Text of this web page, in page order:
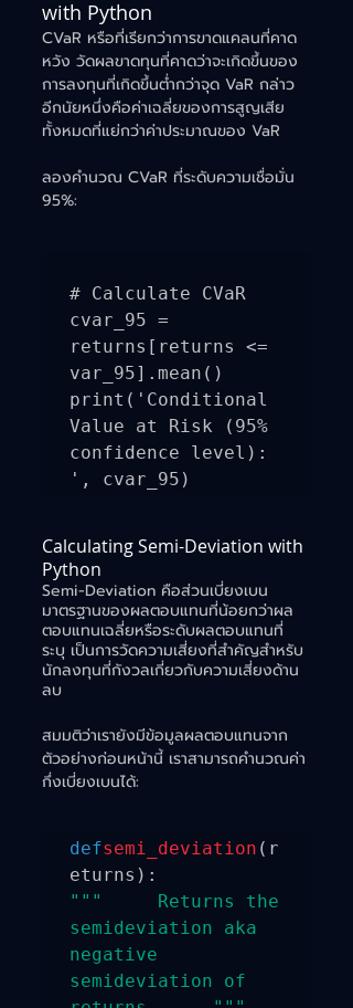
with Python
CVaR หรือที่เรียกว่าการขาดแคลนที่คาด
หวัง วัดผลขาดทุนที่คาดว่าจะเกิดขึ้นของ
การลงทุนที่เกิดขึ้นต่ำกว่าจุด VaR กล่าว
อีกนัยหนึ่งคือค่าเฉลี่ยของการสูญเสีย
ทั้งหมดที่แย่กว่าค่าประมาณของ VaR
ลองคำนวณ CVaR ที่ระดับความเชื่อมั่น
95%:
# Calculate CVaR
cvar_95 =
returns[returns <=
var_95].mean()
print('Conditional
Value at Risk (95%
confidence level):
Calculating Semi-Deviation with
Python
Semi-Deviation คือส่วนเบี่ยงเบน
มาตรฐานของผลตอบแทนที่น้อยกว่าผล
ตอบแทนเฉลี่ยหรือระดับผลตอบแทนที่
ระบุ เป็นการวัดความเสี่ยงที่สำคัญสำหรับ
นักลงทุนที่กังวลเกี่ยวกับความเสี่ยงด้าน
ลบ
สมมติว่าเรายังมีข้อมูลผลตอบแทนจาก
ตัวอย่างก่อนหน้านี้ เราสามารถคำนวณค่า
กึ่งเบี่ยงเบนได้:
defsemi_deviation (r
"""     Returns the
semideviation aka
negative
semideviation of